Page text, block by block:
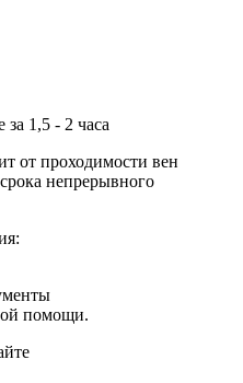
за 1,5 - 2 часа
от проходимости вен
непрерывного
помощи.